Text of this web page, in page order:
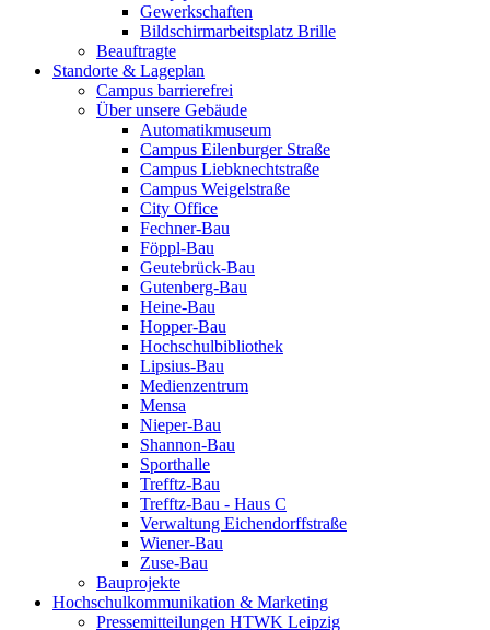
Gewerkschaften
Bildschirmarbeitsplatz Brille
Beauftragte
Standorte & Lageplan
Campus barrierefrei
Über unsere Gebäude
Automatikmuseum
Campus Eilenburger Straße
Campus Liebknechtstraße
Campus Weigelstraße
City Office
Fechner-Bau
Föppl-Bau
Geutebrück-Bau
Gutenberg-Bau
Heine-Bau
Hopper-Bau
Hochschulbibliothek
Lipsius-Bau
Medienzentrum
Mensa
Nieper-Bau
Shannon-Bau
Sporthalle
Trefftz-Bau
Trefftz-Bau - Haus C
Verwaltung Eichendorffstraße
Wiener-Bau
Zuse-Bau
Bauprojekte
Hochschulkommunikation & Marketing
Pressemitteilungen HTWK Leipzig